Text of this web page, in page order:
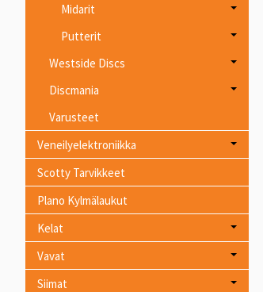
Midarit
Putterit
Westside Discs
Discmania
Varusteet
Veneilyelektroniikka
Scotty Tarvikkeet
Plano Kylmälaukut
Kelat
Vavat
Siimat